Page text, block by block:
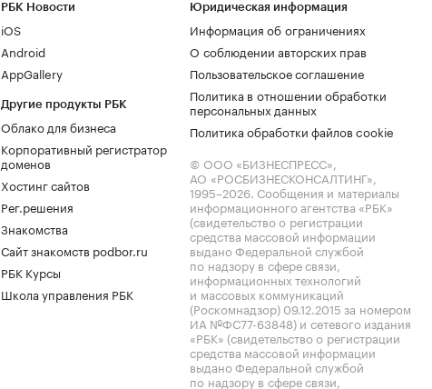
РБК Новости
iOS
Android
AppGallery
Другие продукты РБК
Облако для бизнеса
Корпоративный регистратор
доменов
Хостинг сайтов
Рег.решения
Знакомства
Сайт знакомств podbor.ru
РБК Курсы
Школа управления РБК
Юридическая информация
Информация об ограничениях
О соблюдении авторских прав
Пользовательское соглашение
Политика в отношении обработки
персональных данных
Политика обработки файлов cookie
© ООО «БИЗНЕСПРЕСС»,
АО «РОСБИЗНЕСКОНСАЛТИНГ»,
1995–2026. Сообщения и материалы
информационного агентства «РБК»
(свидетельство о регистрации
средства массовой информации
выдано Федеральной службой
по надзору в сфере связи,
информационных технологий
и массовых коммуникаций
(Роскомнадзор) 09.12.2015 за номером
ИА №ФС77-63848) и сетевого издания
«РБК» (свидетельство о регистрации
средства массовой информации
выдано Федеральной службой
по надзору в сфере связи,